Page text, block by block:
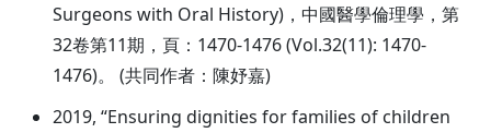
Surgeons with Oral History)，中國醫學倫理學，第
32卷第11期，頁：1470-1476 (Vol.32(11): 1470-
1476)。 (共同作者：陳妤嘉)
2019, “Ensuring dignities for families of children